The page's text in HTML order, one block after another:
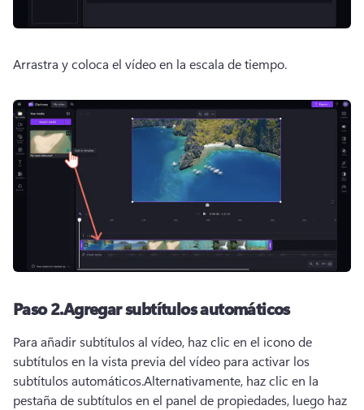
Arrastra y coloca el vídeo en la escala de tiempo.
Paso 2.Agregar subtítulos automáticos
Para añadir subtítulos al vídeo, haz clic en el icono de
subtítulos en la vista previa del vídeo para activar los
subtítulos automáticos.Alternativamente, haz clic en la
pestaña de subtítulos en el panel de propiedades, luego haz